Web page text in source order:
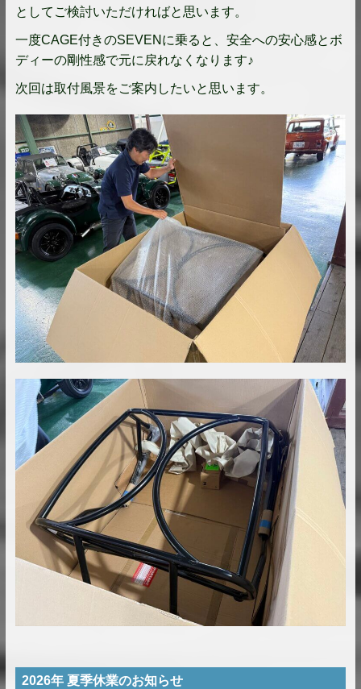
としてご検討いただければと思います。
一度CAGE付きのSEVENに乗ると、安全への安心感とボ
ディーの剛性感で元に戻れなくなります♪
次回は取付風景をご案内したいと思います。
2026年 夏季休業のお知らせ